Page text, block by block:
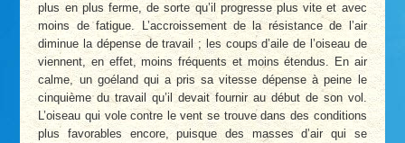
plus en plus ferme, de sorte qu’il progresse plus vite et avec
moins de fatigue. L’accroissement de la résistance de l’air
diminue la dépense de travail ; les coups d’aile de l’oiseau de
viennent, en effet, moins fréquents et moins étendus. En air
calme, un goéland qui a pris sa vitesse dépense à peine le
cinquième du travail qu’il devait fournir au début de son vol.
L’oiseau qui vole contre le vent se trouve dans des conditions
plus favorables encore, puisque des masses d’air qui se